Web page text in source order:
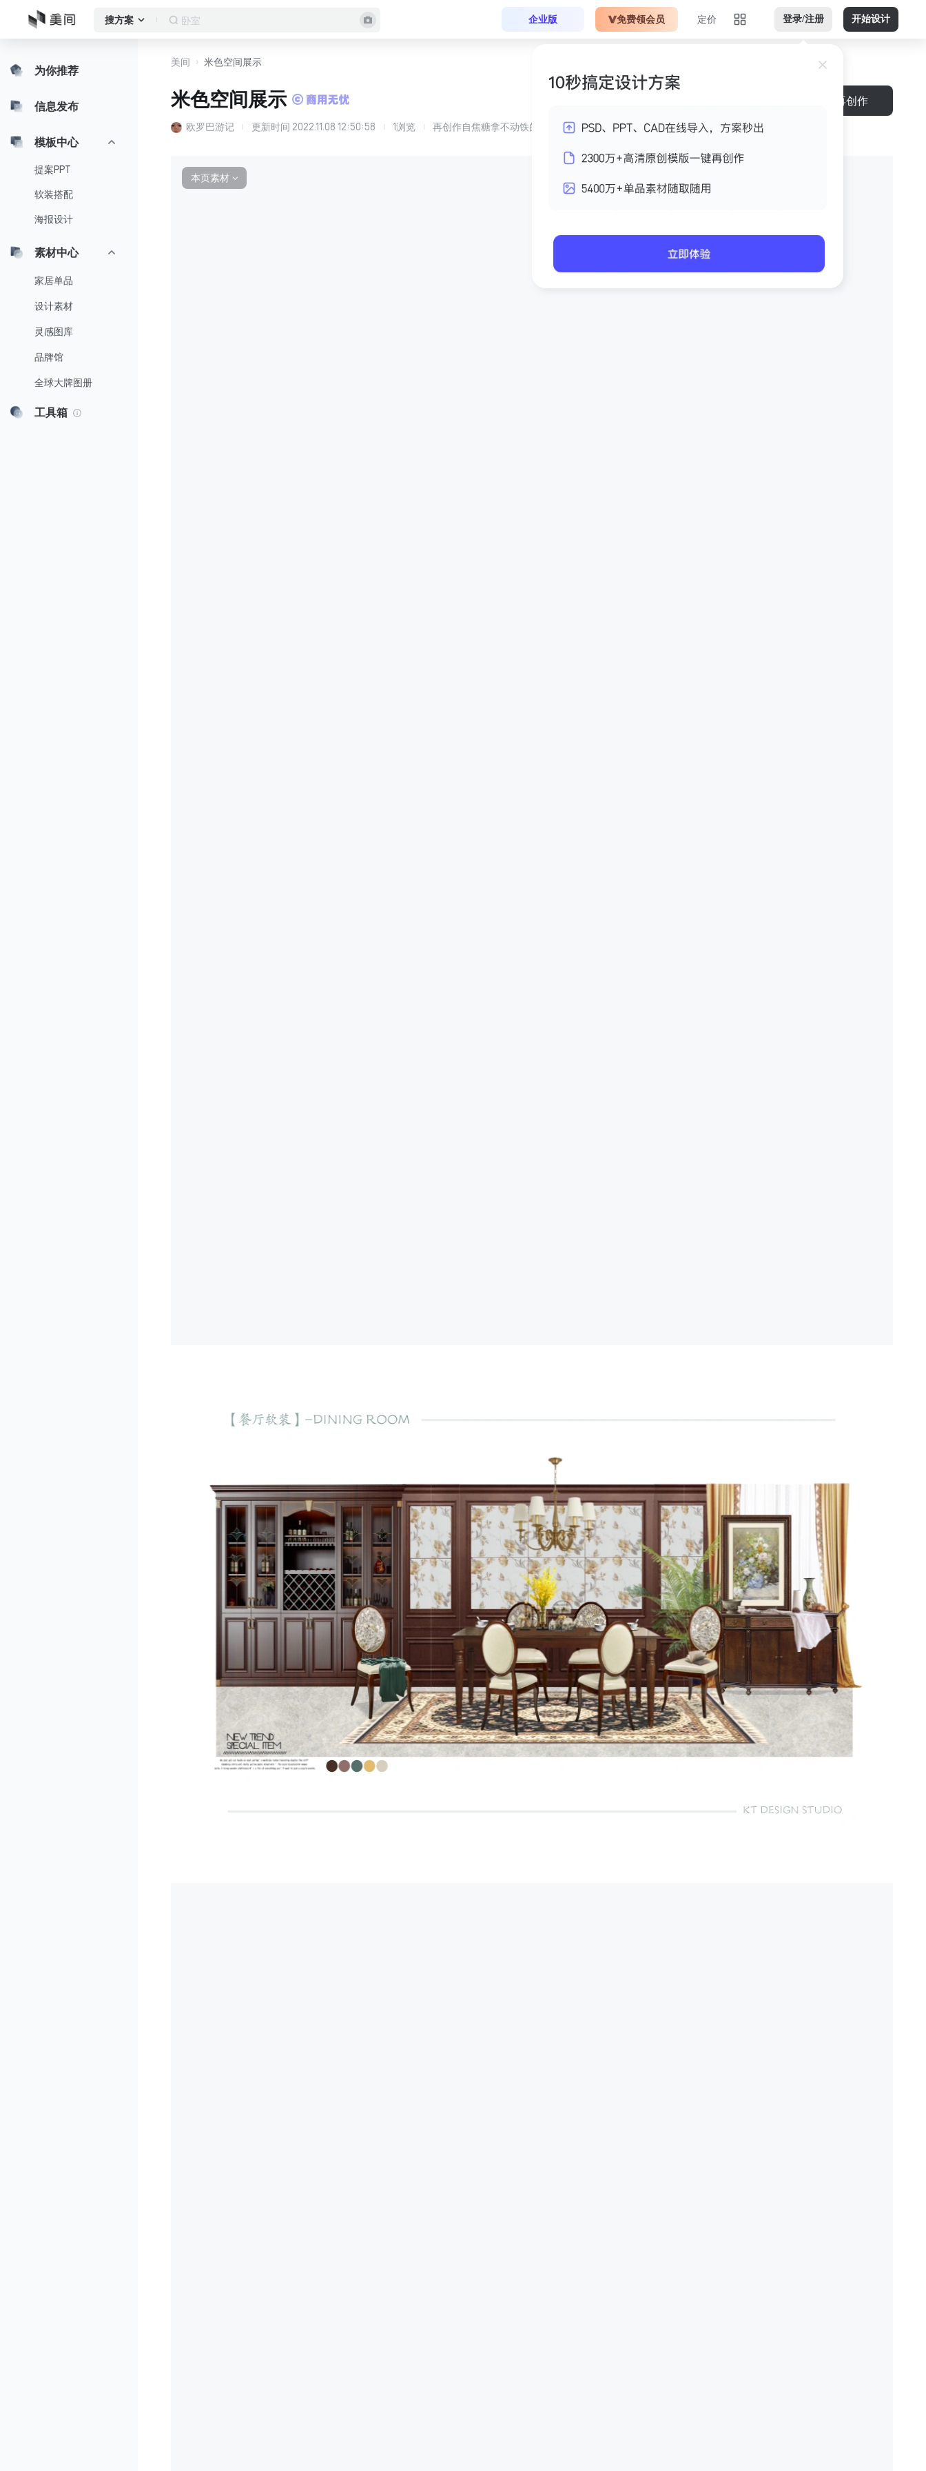
搜方案 卧室 企业版 免费领会员 定价 登录/注册 开始设计
为你推荐
信息发布
模板中心
提案PPT
软装搭配
海报设计
素材中心
家居单品
设计素材
灵感图库
品牌馆
全球大牌图册
工具箱
美间 米色空间展示
米色空间展示
欧罗巴游记 更新时间 2022.11.08 12:50:58 1浏览 再创作自焦糖拿不动铁的 1625475
再创作
本页素材 ∨